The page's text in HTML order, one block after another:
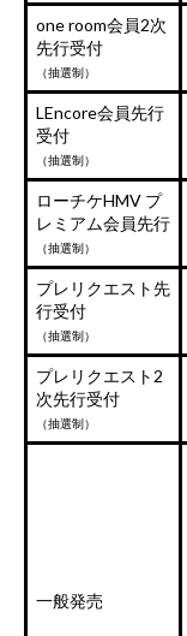
one room会員2次
先行受付
（抽選制）
LEncore会員先行
受付
（抽選制）
ローチケHMV プ
レミアム会員先行
（抽選制）
プレリクエスト先
行受付
（抽選制）
プレリクエスト2
次先行受付
（抽選制）
一般発売